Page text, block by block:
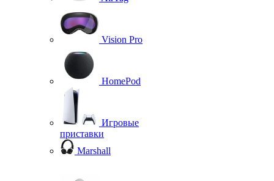
Vision Pro
HomePod
Игровые
приставки
Marshall